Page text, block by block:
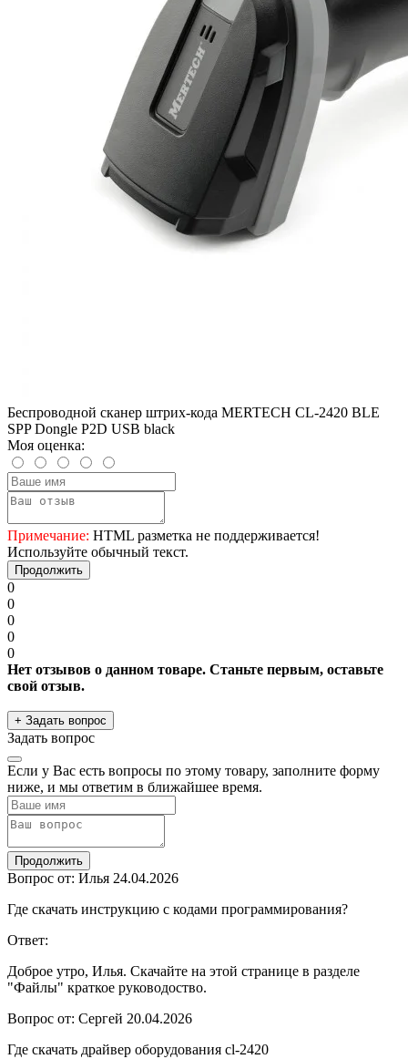
Беспроводной сканер штрих-кода MERTECH CL-2420 BLE
SPP Dongle P2D USB black
Моя оценка:
Примечание: HTML разметка не поддерживается!
Используйте обычный текст.
Продолжить
0
0
0
0
0
Нет отзывов о данном товаре. Станьте первым, оставьте
свой отзыв.
+ Задать вопрос
Задать вопрос
Если у Вас есть вопросы по этому товару, заполните форму
ниже, и мы ответим в ближайшее время.
Продолжить
Вопрос от: Илья 24.04.2026
Где скачать инструкцию с кодами программирования?
Ответ:
Доброе утро, Илья. Скачайте на этой странице в разделе
"Файлы" краткое руководоство.
Вопрос от: Сергей 20.04.2026
Где скачать драйвер оборудования cl-2420